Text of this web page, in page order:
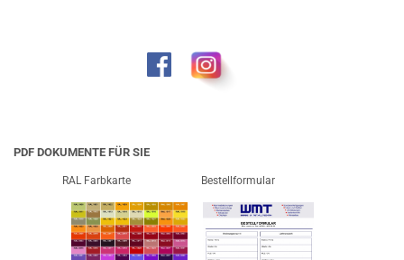
PDF DOKUMENTE FÜR SIE
RAL Farbkarte Bestellformular